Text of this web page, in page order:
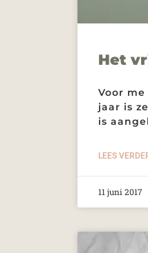
Het
Voor
jaar is
is
LEES
11 juni 2017